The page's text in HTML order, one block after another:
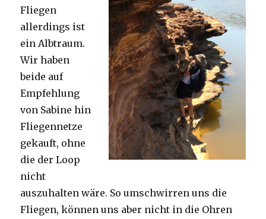
Fliegen
allerdings ist
ein Albtraum.
Wir haben
beide auf
Empfehlung
von Sabine hin
Fliegennetze
gekauft, ohne
die der Loop
nicht
auszuhalten wäre. So umschwirren uns die
Fliegen, können uns aber nicht in die Ohren